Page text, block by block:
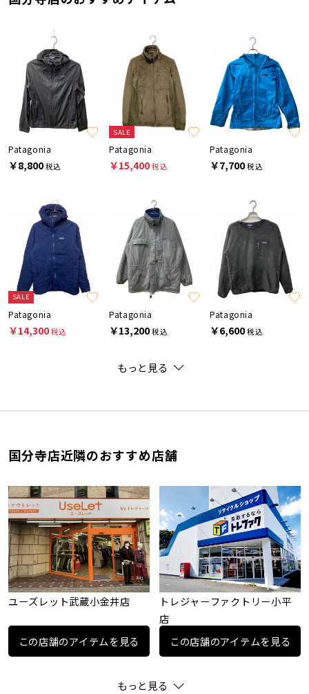
Patagonia
￥8,800税込
SALE
Patagonia
￥15,400税込
Patagonia
￥7,700税込
SALE
Patagonia
￥14,300税込
Patagonia
￥13,200税込
Patagonia
￥6,600税込
もっと見る
国分寺店近隣のおすすめ店舗
ユーズレット武蔵小金井店
この店舗のアイテムを見る
トレジャーファクトリー小平
店
この店舗のアイテムを見る
もっと見る